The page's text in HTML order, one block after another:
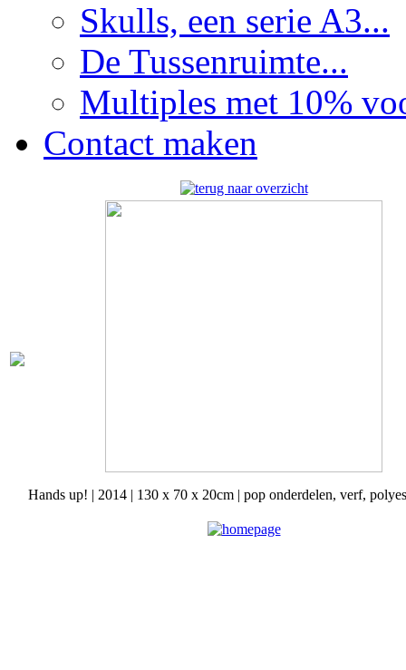
Skulls, een serie A3...
De Tussenruimte...
Multiples met 10%
Contact maken
Hands up! | 2014 | 130 x 70 x 20cm | pop onderdelen, verf,